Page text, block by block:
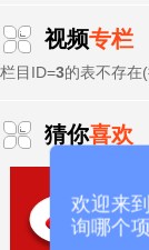
科泰集团
提供高新技术企
中心认定、省
定、省市重点
小企业
、专精特
视频专栏
栏目ID=3的表不存在
猜你喜欢
欢迎来
询哪个